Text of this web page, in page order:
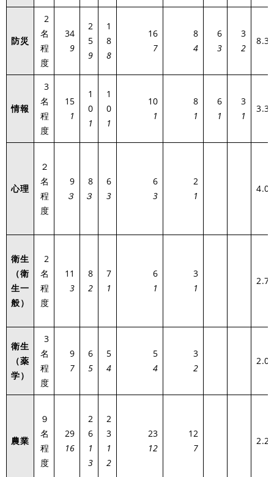
防災
2
名
程
度
34
9
2
5
9
1
8
8
16
7
8
4
6
3
3
2
8.3
情報
3
名
程
度
15
1
1
0
1
1
0
1
10
1
8
1
6
1
3
1
3.3
心理
２
名
程
度
9
３
8
３
6
3
6
3
2
1
4.0
衛生
（衛
生一
般）
2
名
程
度
11
3
8
2
7
1
6
1
3
1
2.7
衛生
（薬
学）
3
名
程
度
9
7
6
5
5
4
5
4
3
2
2.0
農業
９
名
程
度
29
16
2
6
1
3
2
3
1
2
23
12
12
7
2.2